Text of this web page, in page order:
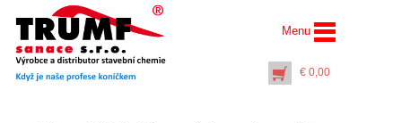
Menu
€ 0,00